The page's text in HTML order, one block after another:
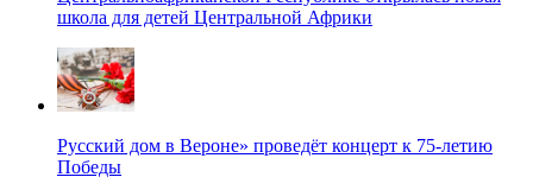
школа для детей Центральной Африки
Русский дом в Вероне» проведёт концерт к 75-летию
Победы